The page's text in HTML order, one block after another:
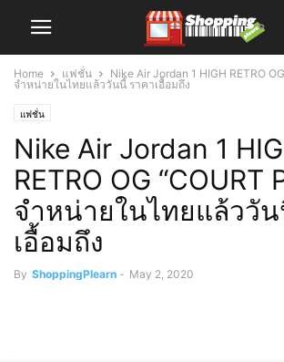
Home แฟชั่น
Nike Air Jordan 1 HIGH RETRO
จำหน่ายในไทยแล้ววันนี้ ราคาเอื้อมถึง
แฟชั่น
Nike Air Jordan 1
RETRO OG “COURT
จำหน่ายในไทยแล้ววั
เอื้อมถึง
By ShoppingPlearn - May 2, 2020